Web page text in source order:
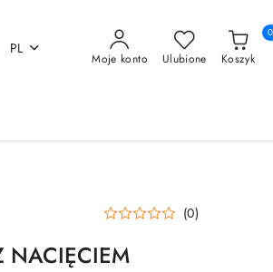
PL
Moje konto Ulubione Koszyk
0
(0)
NACIĘCIEM